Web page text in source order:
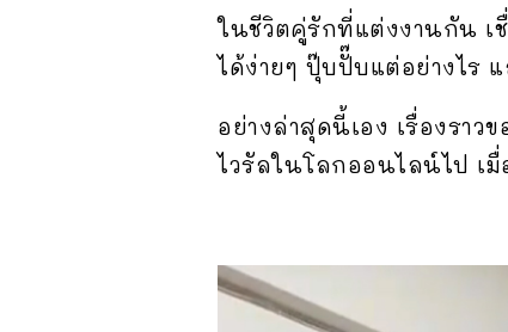
ในชีวิตคู่รักที่แต่งงานกัน เ
ได้ง่ายๆ ปุ๊บปั๊บแต่อย่างไร
อย่างล่าสุดนี้เอง เรื่องรา
ไวรัลในโลกออนไลน์ไป เมื่